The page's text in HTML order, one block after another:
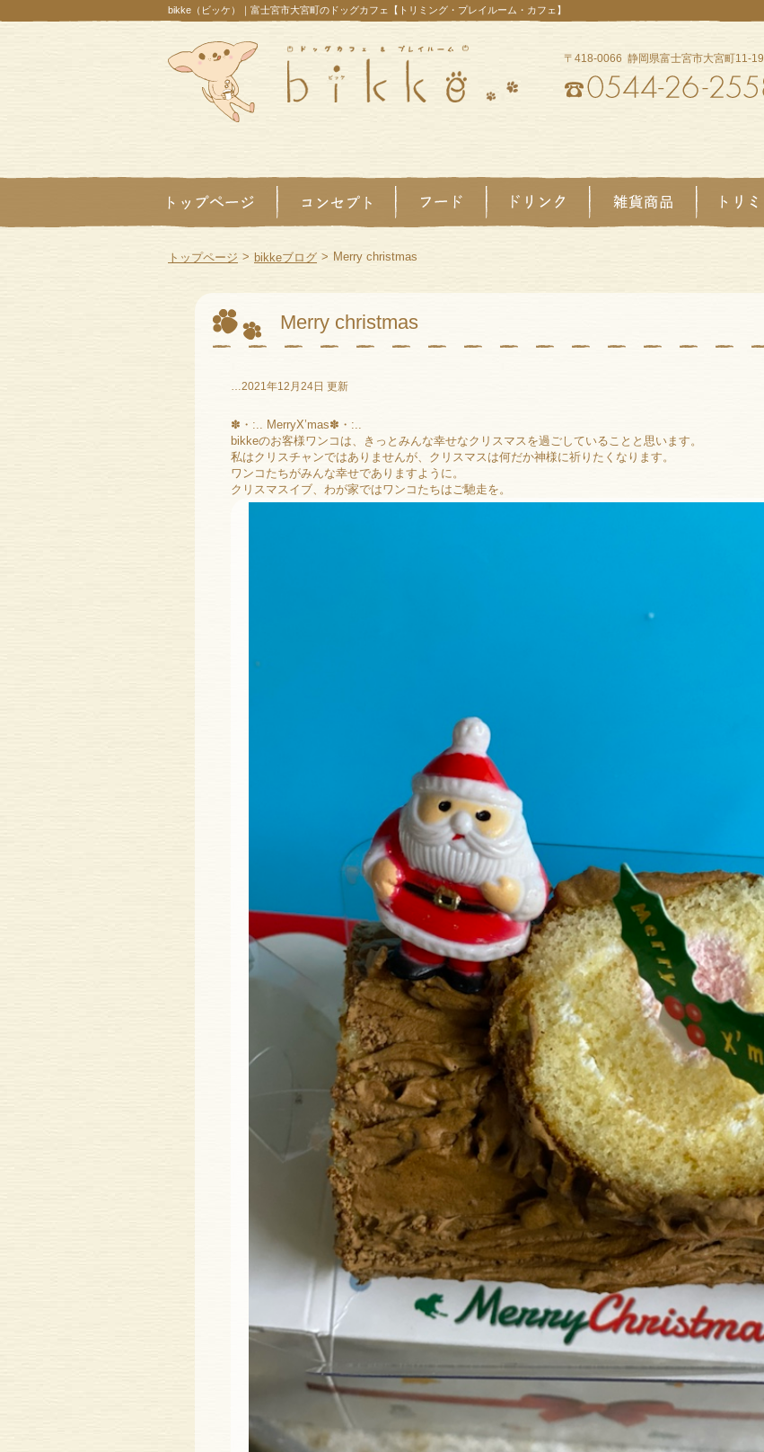
bikke（ビッケ）｜富士宮市大宮町のドッグカフェ【トリミング・プレイルーム・カフェ】
〒418-0066 静岡県富士宮市大宮町11-19
トップページ > bikkeブログ > Merry christmas
Merry christmas
…2021年12月24日 更新
✽・:.. MerryX’mas✽・:..
bikkeのお客様ワンコは、きっとみんな幸せなクリスマスを過ごしていることと思います。
私はクリスチャンではありませんが、クリスマスは何だか神様に祈りたくなります。
ワンコたちがみんな幸せでありますように。
クリスマスイブ、わが家ではワンコたちはご馳走を。